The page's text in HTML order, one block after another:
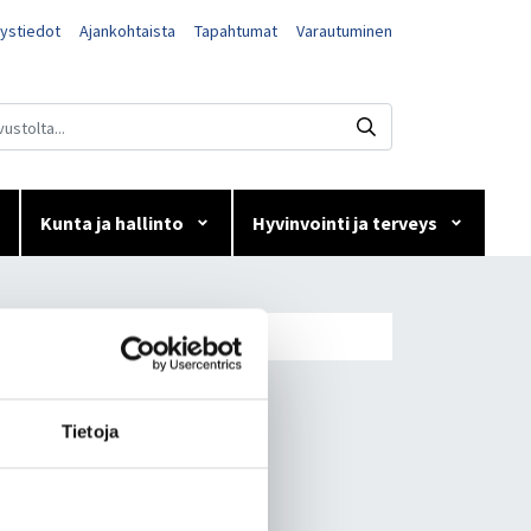
Tietoja
Ajankohtaista Tapahtumat Varautuminen
Kunta ja hallinto Hyvinvointi ja terveys
ko­ro­na­vi­rus­